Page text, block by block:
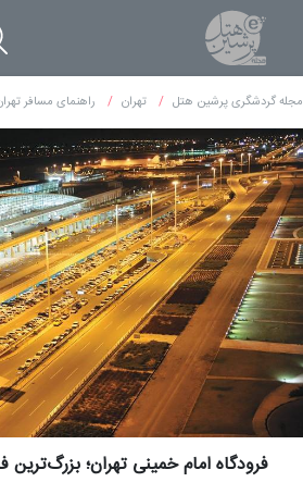
مجله گردشگری پرشین هتل تهران راهنمای مسافر
فرودگاه امام خمینی تهران؛ بزرگ‌ترین